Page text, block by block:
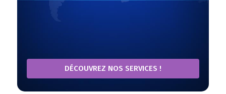
DÉCOUVREZ NOS SERVICES !